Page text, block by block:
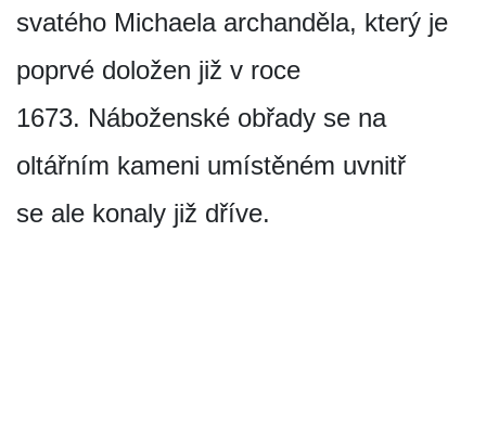
svatého Michaela archanděla, který je
poprvé doložen již v roce
1673. Náboženské obřady se na
oltářním kameni umístěném uvnitř
se ale konaly již dříve.